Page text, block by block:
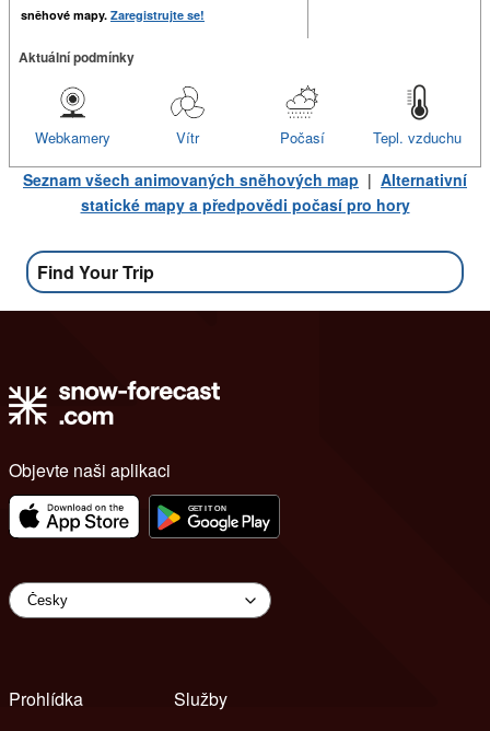
sněhové mapy. Zaregistrujte se!
Aktuální podmínky
Tepl. vzduchu
Počasí
Vítr
Webkamery
Seznam všech animovaných sněhových map | Alternativní
statické mapy a předpovědi počasí pro hory
Find Your Trip
Objevte naši aplikaci
Prohlídka
Služby